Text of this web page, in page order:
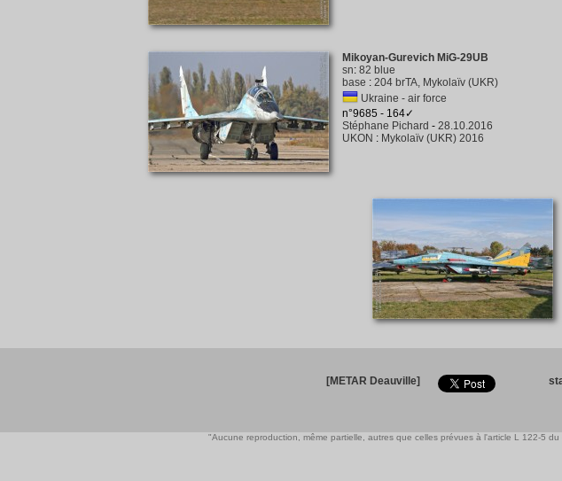
Mikoyan-Gurevich MiG-29UB
sn: 82 blue
base : 204 brTA, Mykolaïv (UKR)
Ukraine - air force
n°9685 - 164✓
Stéphane Pichard - 28.10.2016
UKON : Mykolaïv (UKR) 2016
[METAR Deauville]
"Aucune reproduction, même partielle, autres que celles prévues à l'article L 122-5